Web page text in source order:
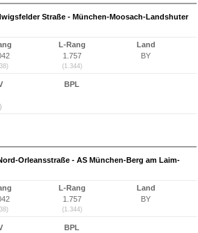
Straße - München-Moosach-Landshuter
L-Rang
1.757
(1.344)
Land
BY
BPL
Orleansstraße - AS München-Berg am Laim-
L-Rang
1.757
(1.344)
Land
BY
BPL